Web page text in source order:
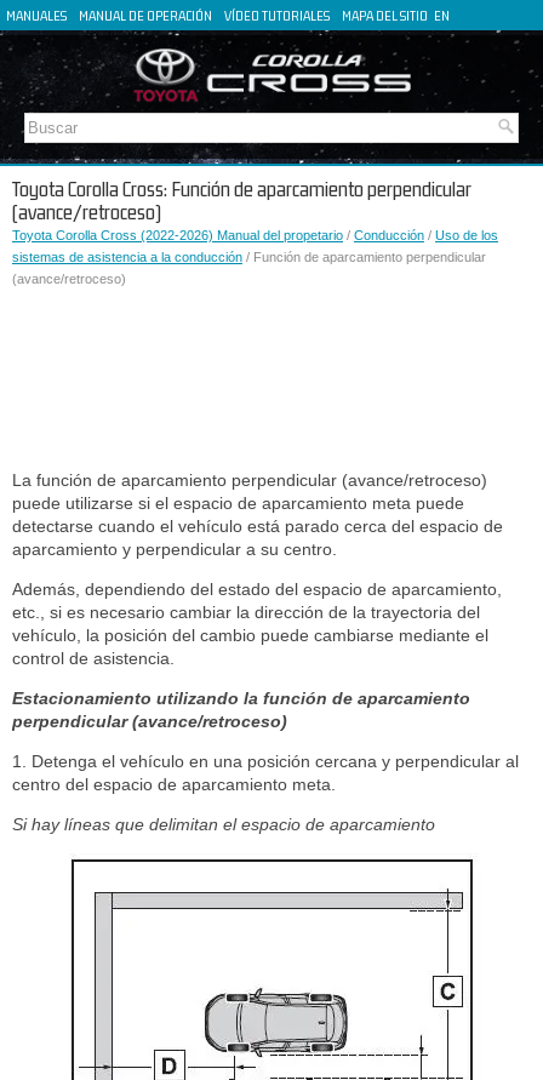
MANUALES MANUAL DE OPERACIÓN VÍDEO TUTORIALES MAPA DEL SITIO EN
FR
IT
Toyota Corolla Cross: Función de aparcamiento perpendicular
(avance/retroceso)
Toyota Corolla Cross (2022-2026) Manual del propetario / Conducción / Uso de los
sistemas de asistencia a la conducción / Función de aparcamiento perpendicular
(avance/retroceso)
La función de aparcamiento perpendicular (avance/retroceso)
puede utilizarse si el espacio de aparcamiento meta puede
detectarse cuando el vehículo está parado cerca del espacio de
aparcamiento y perpendicular a su centro.
Además, dependiendo del estado del espacio de aparcamiento,
etc., si es necesario cambiar la dirección de la trayectoria del
vehículo, la posición del cambio puede cambiarse mediante el
control de asistencia.
Estacionamiento utilizando la función de aparcamiento
perpendicular (avance/retroceso)
1. Detenga el vehículo en una posición cercana y perpendicular al
centro del espacio de aparcamiento meta.
Si hay líneas que delimitan el espacio de aparcamiento